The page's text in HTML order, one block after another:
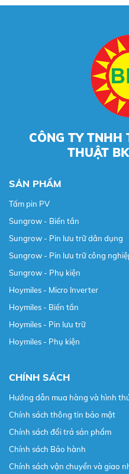
CÔNG TY TNHH
THUẬT
SẢN PHẨM
Tấm pin PV
Sungrow - Biến tần
Sungrow - Pin lưu trữ dân dụng
Sungrow - Pin lưu trữ công
Sungrow - Phụ kiện
Hoymiles - Micro Inverter
Hoymiles - Biến tần
Hoymiles - Pin lưu trữ
Hoymiles - Phụ kiện
CHÍNH SÁCH
Hướng dẫn mua hàng và hình
Chính sách thông tin bảo mật
Chính sách đổi trả sản phẩm
Chính sách Bảo hành
Chính sách vận chuyển và giao